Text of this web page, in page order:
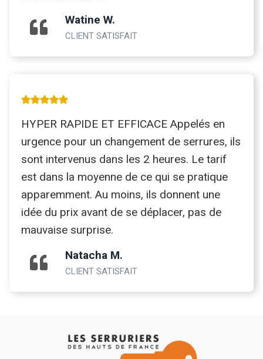
Watine W.
CLIENT SATISFAIT
HYPER RAPIDE ET EFFICACE Appelés en
urgence pour un changement de serrures, ils
sont intervenus dans les 2 heures. Le tarif
est dans la moyenne de ce qui se pratique
apparemment. Au moins, ils donnent une
idée du prix avant de se déplacer, pas de
mauvaise surprise.
Natacha M.
CLIENT SATISFAIT